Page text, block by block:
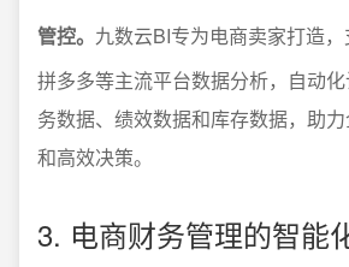
管控。 九数云BI专为电商卖家打造，
拼多多等主流平台数据分析，自动
务数据、绩效数据和库存数据，助
和高效决策。
3. 电商财务管理的智能